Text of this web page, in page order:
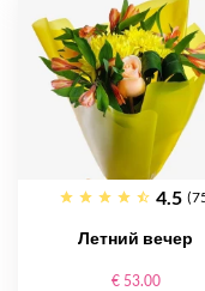
4.5
Летний вечер
€ 53.00